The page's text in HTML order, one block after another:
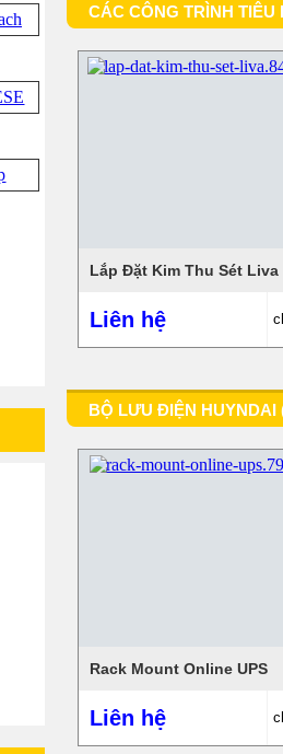
CÁC CÔNG TRÌNH TIÊU
Lắp Đặt Kim Thu Sét Liva
Liên hệ
BỘ LƯU ĐIỆN HUYNDAI
Rack Mount Online UPS
Liên hệ